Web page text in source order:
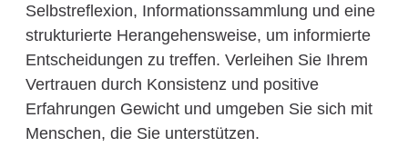
Selbstreflexion, Informationssammlung und eine
strukturierte Herangehensweise, um informierte
Entscheidungen zu treffen. Verleihen Sie Ihrem
Vertrauen durch Konsistenz und positive
Erfahrungen Gewicht und umgeben Sie sich mit
Menschen, die Sie unterstützen.